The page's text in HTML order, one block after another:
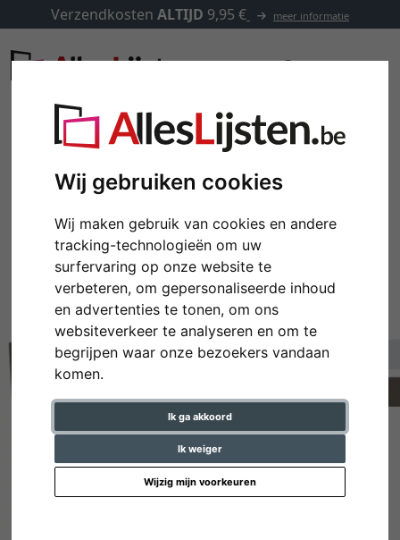
Wij gebruiken cookies
Wij maken gebruik van cookies en andere
tracking-technologieën om uw
surfervaring op onze website te
verbeteren, om gepersonaliseerde inhoud
en advertenties te tonen, om ons
websiteverkeer te analyseren en om te
begrijpen waar onze bezoekers vandaan
komen.
Ik ga akkoord
Ik weiger
Wijzig mijn voorkeuren
Verzendkosten ALTIJD 9,95 € meer informatie
Terug